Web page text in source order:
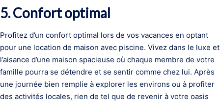
5. Confort optimal
Profitez d’un confort optimal lors de vos vacances en optant
pour une location de maison avec piscine. Vivez dans le luxe et
l’aisance d’une maison spacieuse où chaque membre de votre
famille pourra se détendre et se sentir comme chez lui. Après
une journée bien remplie à explorer les environs ou à profiter
des activités locales, rien de tel que de revenir à votre oasis